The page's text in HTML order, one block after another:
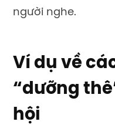
người nghe.
Ví dụ về
“dưỡng
hội